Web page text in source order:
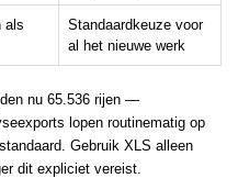
als
Standaardkeuze voor
al het nieuwe werk
nu 65.536 rijen —
lopen routinematig op
Gebruik XLS alleen
dit expliciet vereist.